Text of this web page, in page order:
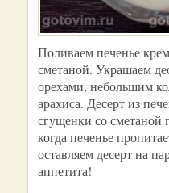
Поливаем печенье
сметаной. Украшаем
орехами, небольшим
арахиса. Десерт из
сгущенки со сметаной
когда печенье
оставляем десерт на
аппетита!